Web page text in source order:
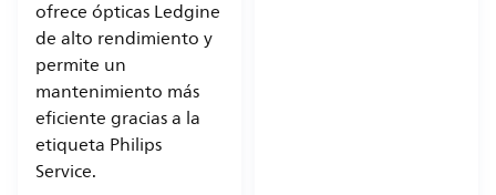
ofrece ópticas Ledgine
de alto rendimiento y
permite un
mantenimiento más
eficiente gracias a la
etiqueta Philips
Service.